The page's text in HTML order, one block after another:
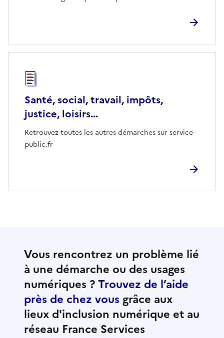
Santé, social, travail, impôts,
justice, loisirs...
Retrouvez toutes les autres démarches sur service-
public.fr
Vous rencontrez un problème lié
à une démarche ou des usages
numériques ?Trouvez de l’aide
près de chez vous grâce aux
lieux d'inclusion numérique et au
réseau France Services